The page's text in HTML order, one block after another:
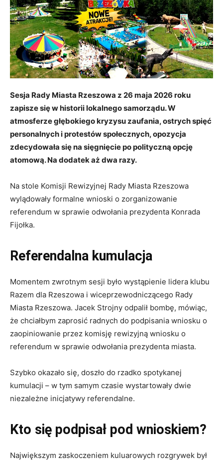
Sesja Rady Miasta Rzeszowa z 26 maja 2026 roku
zapisze się w historii lokalnego samorządu. W
atmosferze głębokiego kryzysu zaufania, ostrych spięć
personalnych i protestów społecznych, opozycja
zdecydowała się na sięgnięcie po polityczną opcję
atomową. Na dodatek aż dwa razy.
Na stole Komisji Rewizyjnej Rady Miasta Rzeszowa
wylądowały formalne wnioski o zorganizowanie
referendum w sprawie odwołania prezydenta Konrada
Fijołka.
Referendalna kumulacja
Momentem zwrotnym sesji było wystąpienie lidera klubu
Razem dla Rzeszowa i wiceprzewodniczącego Rady
Miasta Rzeszowa. Jacek Strojny odpalił bombę, mówiąc,
że chciałbym zaprosić radnych do podpisania wniosku o
zaopiniowanie przez komisję rewizyjną wniosku o
referendum w sprawie odwołania prezydenta miasta.
Szybko okazało się, doszło do rzadko spotykanej
kumulacji – w tym samym czasie wystartowały dwie
niezależne inicjatywy referendalne.
Kto się podpisał pod wnioskiem?
Największym zaskoczeniem kuluarowych rozgrywek był